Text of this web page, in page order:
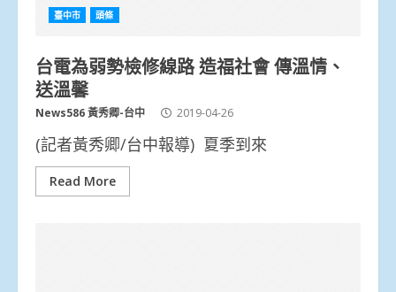
臺中市 頭條
台電為弱勢檢修線路 造福社會 傳溫情、
送溫馨
News586 黃秀卿-台中 2019-04-26
(記者黃秀卿/台中報導) 夏季到來
Read More